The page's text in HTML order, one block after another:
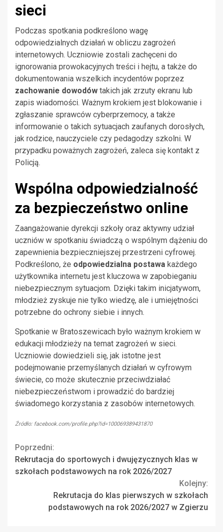
sieci
Podczas spotkania podkreślono wagę
odpowiedzialnych działań w obliczu zagrożeń
internetowych. Uczniowie zostali zachęceni do
ignorowania prowokacyjnych treści i hejtu, a także do
dokumentowania wszelkich incydentów poprzez
zachowanie dowodów takich jak zrzuty ekranu lub
zapis wiadomości. Ważnym krokiem jest blokowanie i
zgłaszanie sprawców cyberprzemocy, a także
informowanie o takich sytuacjach zaufanych dorosłych,
jak rodzice, nauczyciele czy pedagodzy szkolni. W
przypadku poważnych zagrożeń, zaleca się kontakt z
Policją.
Wspólna odpowiedzialność
za bezpieczeństwo online
Zaangażowanie dyrekcji szkoły oraz aktywny udział
uczniów w spotkaniu świadczą o wspólnym dążeniu do
zapewnienia bezpieczniejszej przestrzeni cyfrowej.
Podkreślono, że odpowiedzialna postawa każdego
użytkownika internetu jest kluczowa w zapobieganiu
niebezpiecznym sytuacjom. Dzięki takim inicjatywom,
młodzież zyskuje nie tylko wiedzę, ale i umiejętności
potrzebne do ochrony siebie i innych.
Spotkanie w Bratoszewicach było ważnym krokiem w
edukacji młodzieży na temat zagrożeń w sieci.
Uczniowie dowiedzieli się, jak istotne jest
podejmowanie przemyślanych działań w cyfrowym
świecie, co może skutecznie przeciwdziałać
niebezpieczeństwom i prowadzić do bardziej
świadomego korzystania z zasobów internetowych.
Źródło: facebook.com/profile.php?id=100069389431870
Continue
Reading
Poprzedni:
Rekrutacja do sportowych i dwujęzycznych klas w
szkołach podstawowych na rok 2026/2027
Kolejny:
Rekrutacja do klas pierwszych w szkołach
podstawowych na rok 2026/2027 w Zgierzu